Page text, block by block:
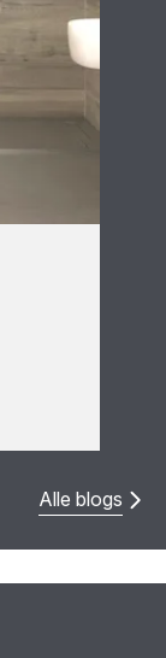
Alle blogs